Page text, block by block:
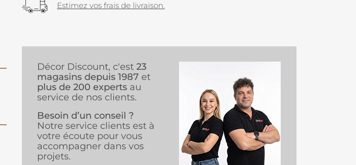
Estimez vos frais de livraison.
Décor Discount, c'est 23
magasins depuis 1987 et
plus de 200 experts au
service de nos clients.
Besoin d’un conseil ?
Notre service clients est à
votre écoute pour vous
accompagner dans vos
projets.